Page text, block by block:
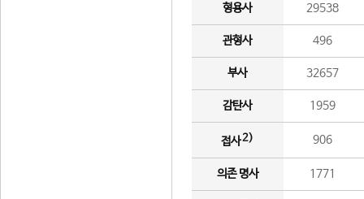
형용사 29538
관형사 496
부사 32657
감탄사 1959
접사2) 906
의존 명사 1771